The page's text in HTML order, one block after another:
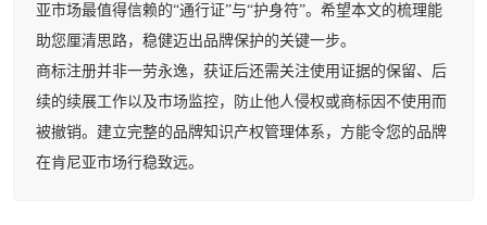
亚市场最值得信赖的“通行证”与“护身符”。希望本文的梳理能
助您厘清思路，稳健迈出品牌保护的关键一步。
商标注册并非一劳永逸，获证后还需关注使用证据的保留、后
续的续展工作以及市场监控，防止他人侵权或商标因不使用而
被撤销。建立完整的品牌知识产权管理体系，方能令您的品牌
在肯尼亚市场行稳致远。